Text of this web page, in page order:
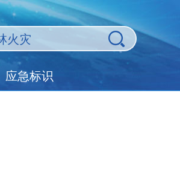
应急标识